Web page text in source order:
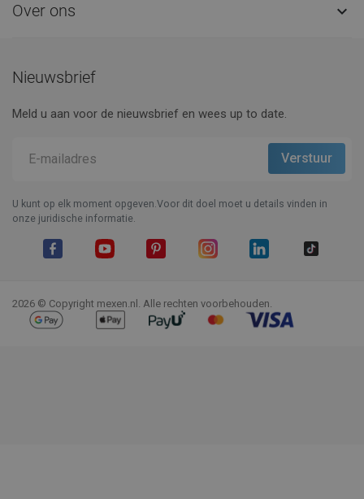
Over ons 
Nieuwsbrief
Meld u aan voor de nieuwsbrief en wees up to date.
U kunt op elk moment opgeven.Voor dit doel moet u details vinden in
onze juridische informatie.
2026 © Copyright mexen.nl. Alle rechten voorbehouden.